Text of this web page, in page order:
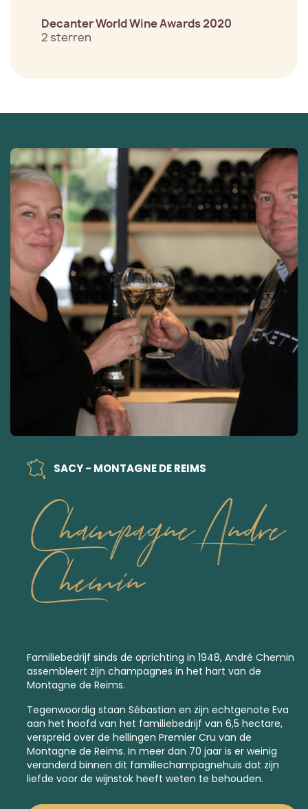
Decanter World Wine Awards 2020
2 sterren
SACY - MONTAGNE DE REIMS
Champagne Andre
Chemin
Familiebedrijf sinds de oprichting in 1948, André Chemin
assembleert zijn champagnes in het hart van de
Montagne de Reims.
Tegenwoordig staan Sébastian en zijn echtgenote Eva
aan het hoofd van het familiebedrijf van 6,5 hectare,
verspreid over de hellingen Premier Cru van de
Montagne de Reims. In meer dan 70 jaar is er weinig
veranderd binnen dit familiechampagnehuis dat zijn
liefde voor de wijnstok heeft weten te behouden.